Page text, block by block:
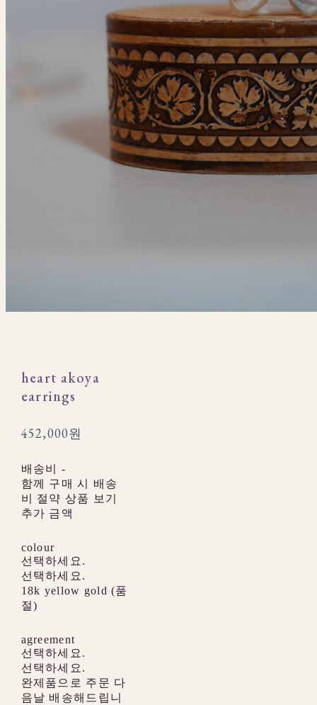
heart akoya
earrings
452,000원
배송비 -
함께 구매 시 배송
비 절약 상품 보기
추가 금액
colour
선택하세요.
선택하세요.
18k yellow gold (품
절)
agreement
선택하세요.
선택하세요.
완제품으로 주문 다
음날 배송해드립니